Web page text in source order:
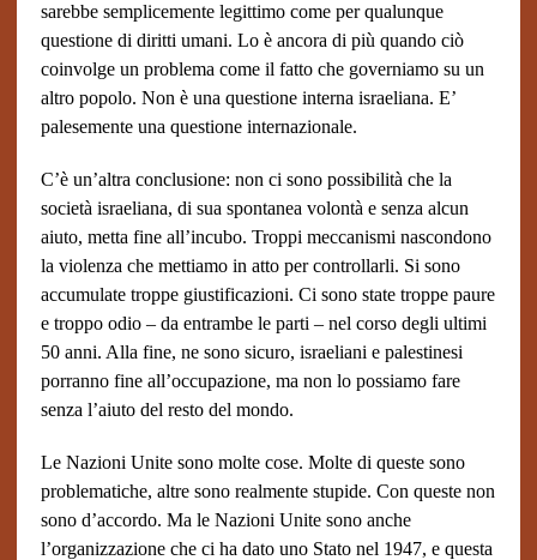
sarebbe semplicemente legittimo come per qualunque
questione di diritti umani. Lo è ancora di più quando ciò
coinvolge un problema come il fatto che governiamo su un
altro popolo. Non è una questione interna israeliana. E’
palesemente una questione internazionale.
C’è un’altra conclusione: non ci sono possibilità che la
società israeliana, di sua spontanea volontà e senza alcun
aiuto, metta fine all’incubo. Troppi meccanismi nascondono
la violenza che mettiamo in atto per controllarli. Si sono
accumulate troppe giustificazioni. Ci sono state troppe paure
e troppo odio – da entrambe le parti – nel corso degli ultimi
50 anni. Alla fine, ne sono sicuro, israeliani e palestinesi
porranno fine all’occupazione, ma non lo possiamo fare
senza l’aiuto del resto del mondo.
Le Nazioni Unite sono molte cose. Molte di queste sono
problematiche, altre sono realmente stupide. Con queste non
sono d’accordo. Ma le Nazioni Unite sono anche
l’organizzazione che ci ha dato uno Stato nel 1947, e questa